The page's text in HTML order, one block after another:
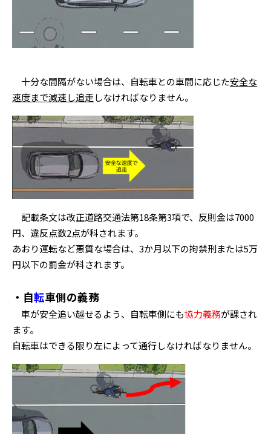
十分な間隔がない場合は、自転車との車間に応じた安全な
速度まで減速し追走しなければなりません。
記載条文は改正道路交通法第18条第3項で、反則金は7000
円、違反点数2点が科されます。
あおり運転など悪質な場合は、3か月以下の拘禁刑または5万
円以下の罰金が科されます。
・自転車側の義務
車が安全追い越せるよう、自転車側にも協力義務が課され
ます。
自転車はできる限り左によって通行しなければなりません。